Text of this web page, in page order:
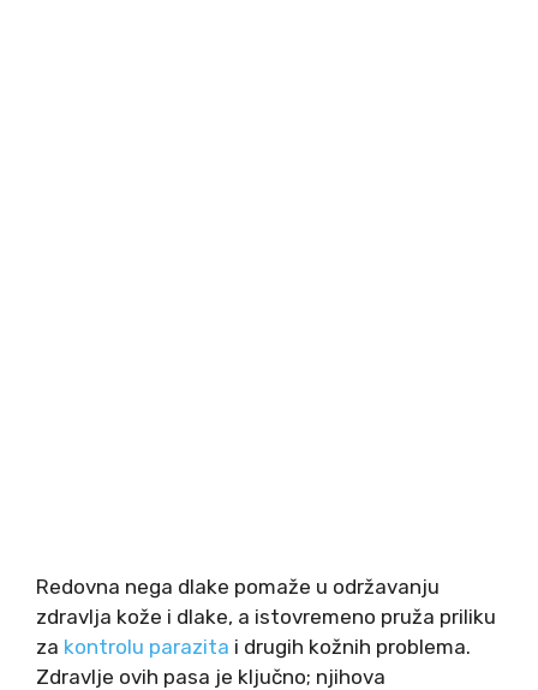
Redovna nega dlake pomaže u održavanju
zdravlja kože i dlake, a istovremeno pruža priliku
za kontrolu parazita i drugih kožnih problema.
Zdravlje ovih pasa je ključno; njihova